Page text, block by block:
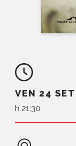
VEN 24
h 21:30